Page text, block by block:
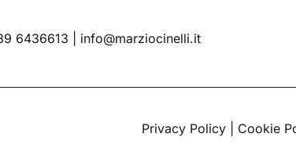
6436613 info@marziocinelli.it
Privacy Policy Cookie